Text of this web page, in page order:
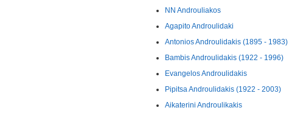
NN Androuliakos
Agapito Androulidaki
Antonios Androulidakis (1895 - 1983)
Bambis Androulidakis (1922 - 1996)
Evangelos Androulidakis
Pipitsa Androulidakis (1922 - 2003)
Aikaterini Androulikakis